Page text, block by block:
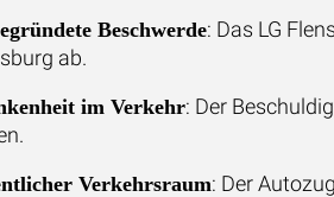
Beschwerde: Das LG
ab.
im Verkehr: Der
Verkehrsraum: Der